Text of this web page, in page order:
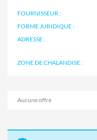
FOURNISSEUR :
FORME JURIDIQUE :
ADRESSE :
ZONE DE CHALANDISE :
Aucune offre